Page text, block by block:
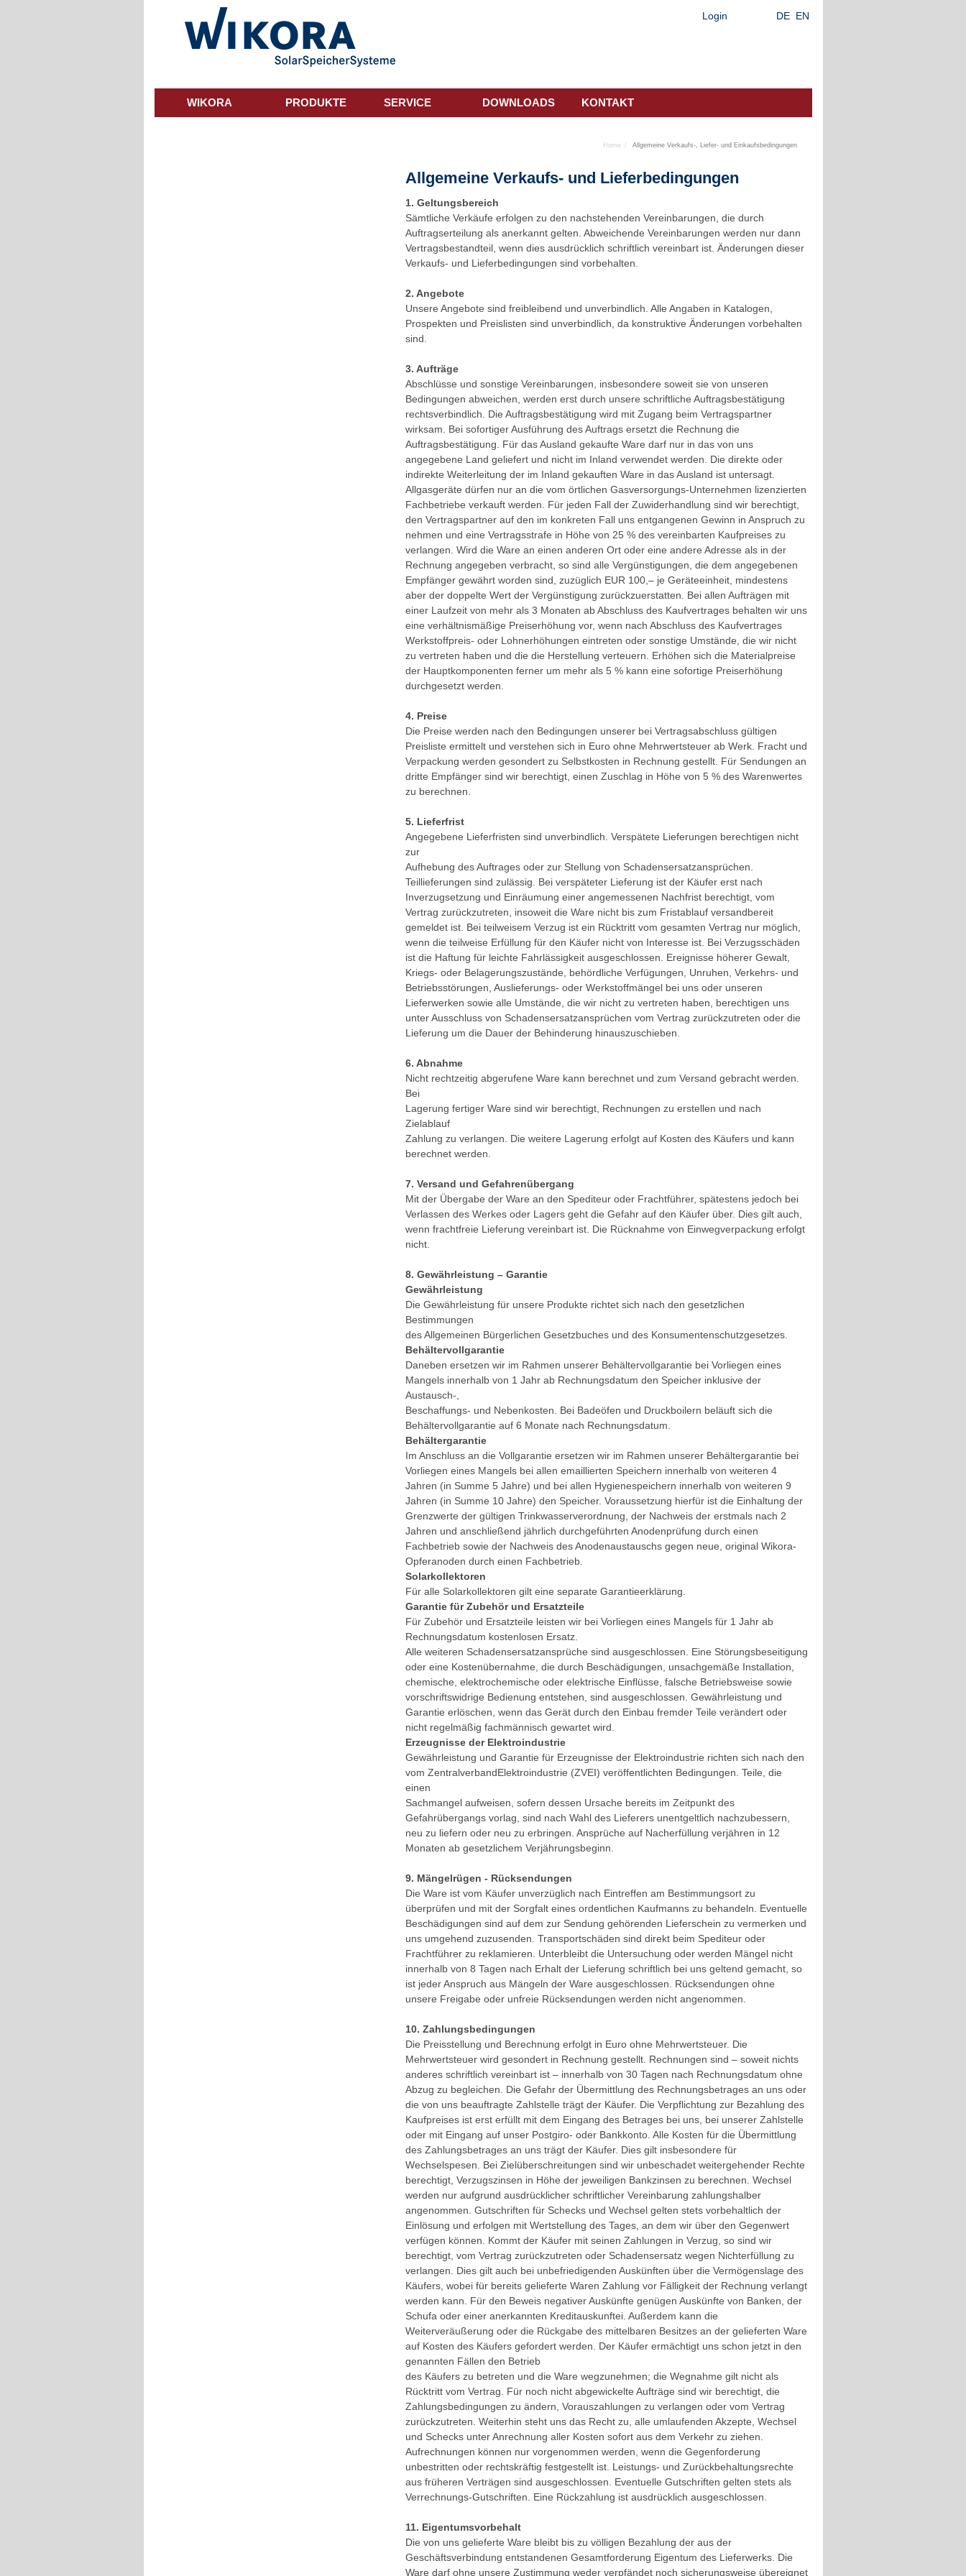
DE EN
Login
WIKORA PRODUKTE SERVICE DOWNLOADS KONTAKT
Home Allgemeine Verkaufs-, Liefer- und Einkaufsbedingungen
Allgemeine Verkaufs- und Lieferbedingungen
1. Geltungsbereich
Sämtliche Verkäufe erfolgen zu den nachstehenden Vereinbarungen, die durch
Auftragserteilung als anerkannt gelten. Abweichende Vereinbarungen werden nur dann
Vertragsbestandteil, wenn dies ausdrücklich schriftlich vereinbart ist. Änderungen dieser
Verkaufs- und Lieferbedingungen sind vorbehalten.
2. Angebote
Unsere Angebote sind freibleibend und unverbindlich. Alle Angaben in Katalogen,
Prospekten und Preislisten sind unverbindlich, da konstruktive Änderungen vorbehalten
sind.
3. Aufträge
Abschlüsse und sonstige Vereinbarungen, insbesondere soweit sie von unseren
Bedingungen abweichen, werden erst durch unsere schriftliche Auftragsbestätigung
rechtsverbindlich. Die Auftragsbestätigung wird mit Zugang beim Vertragspartner
wirksam. Bei sofortiger Ausführung des Auftrags ersetzt die Rechnung die
Auftragsbestätigung. Für das Ausland gekaufte Ware darf nur in das von uns
angegebene Land geliefert und nicht im Inland verwendet werden. Die direkte oder
indirekte Weiterleitung der im Inland gekauften Ware in das Ausland ist untersagt.
Allgasgeräte dürfen nur an die vom örtlichen Gasversorgungs-Unternehmen lizenzierten
Fachbetriebe verkauft werden. Für jeden Fall der Zuwiderhandlung sind wir berechtigt,
den Vertragspartner auf den im konkreten Fall uns entgangenen Gewinn in Anspruch zu
nehmen und eine Vertragsstrafe in Höhe von 25 % des vereinbarten Kaufpreises zu
verlangen. Wird die Ware an einen anderen Ort oder eine andere Adresse als in der
Rechnung angegeben verbracht, so sind alle Vergünstigungen, die dem angegebenen
Empfänger gewährt worden sind, zuzüglich EUR 100,– je Geräteeinheit, mindestens
aber der doppelte Wert der Vergünstigung zurückzuerstatten. Bei allen Aufträgen mit
einer Laufzeit von mehr als 3 Monaten ab Abschluss des Kaufvertrages behalten wir uns
eine verhältnismäßige Preiserhöhung vor, wenn nach Abschluss des Kaufvertrages
Werkstoffpreis- oder Lohnerhöhungen eintreten oder sonstige Umstände, die wir nicht
zu vertreten haben und die die Herstellung verteuern. Erhöhen sich die Materialpreise
der Hauptkomponenten ferner um mehr als 5 % kann eine sofortige Preiserhöhung
durchgesetzt werden.
4. Preise
Die Preise werden nach den Bedingungen unserer bei Vertragsabschluss gültigen
Preisliste ermittelt und verstehen sich in Euro ohne Mehrwertsteuer ab Werk. Fracht und
Verpackung werden gesondert zu Selbstkosten in Rechnung gestellt. Für Sendungen an
dritte Empfänger sind wir berechtigt, einen Zuschlag in Höhe von 5 % des Warenwertes
zu berechnen.
5. Lieferfrist
Angegebene Lieferfristen sind unverbindlich. Verspätete Lieferungen berechtigen nicht
zur
Aufhebung des Auftrages oder zur Stellung von Schadensersatzansprüchen.
Teillieferungen sind zulässig. Bei verspäteter Lieferung ist der Käufer erst nach
Inverzugsetzung und Einräumung einer angemessenen Nachfrist berechtigt, vom
Vertrag zurückzutreten, insoweit die Ware nicht bis zum Fristablauf versandbereit
gemeldet ist. Bei teilweisem Verzug ist ein Rücktritt vom gesamten Vertrag nur möglich,
wenn die teilweise Erfüllung für den Käufer nicht von Interesse ist. Bei Verzugsschäden
ist die Haftung für leichte Fahrlässigkeit ausgeschlossen. Ereignisse höherer Gewalt,
Kriegs- oder Belagerungszustände, behördliche Verfügungen, Unruhen, Verkehrs- und
Betriebsstörungen, Auslieferungs- oder Werkstoffmängel bei uns oder unseren
Lieferwerken sowie alle Umstände, die wir nicht zu vertreten haben, berechtigen uns
unter Ausschluss von Schadensersatzansprüchen vom Vertrag zurückzutreten oder die
Lieferung um die Dauer der Behinderung hinauszuschieben.
6. Abnahme
Nicht rechtzeitig abgerufene Ware kann berechnet und zum Versand gebracht werden.
Bei
Lagerung fertiger Ware sind wir berechtigt, Rechnungen zu erstellen und nach
Zielablauf
Zahlung zu verlangen. Die weitere Lagerung erfolgt auf Kosten des Käufers und kann
berechnet werden.
7. Versand und Gefahrenübergang
Mit der Übergabe der Ware an den Spediteur oder Frachtführer, spätestens jedoch bei
Verlassen des Werkes oder Lagers geht die Gefahr auf den Käufer über. Dies gilt auch,
wenn frachtfreie Lieferung vereinbart ist. Die Rücknahme von Einwegverpackung erfolgt
nicht.
8. Gewährleistung – Garantie
Gewährleistung
Die Gewährleistung für unsere Produkte richtet sich nach den gesetzlichen
Bestimmungen
des Allgemeinen Bürgerlichen Gesetzbuches und des Konsumentenschutzgesetzes.
Behältervollgarantie
Daneben ersetzen wir im Rahmen unserer Behältervollgarantie bei Vorliegen eines
Mangels innerhalb von 1 Jahr ab Rechnungsdatum den Speicher inklusive der
Austausch-,
Beschaffungs- und Nebenkosten. Bei Badeöfen und Druckboilern beläuft sich die
Behältervollgarantie auf 6 Monate nach Rechnungsdatum.
Behältergarantie
Im Anschluss an die Vollgarantie ersetzen wir im Rahmen unserer Behältergarantie bei
Vorliegen eines Mangels bei allen emaillierten Speichern innerhalb von weiteren 4
Jahren (in Summe 5 Jahre) und bei allen Hygienespeichern innerhalb von weiteren 9
Jahren (in Summe 10 Jahre) den Speicher. Voraussetzung hierfür ist die Einhaltung der
Grenzwerte der gültigen Trinkwasserverordnung, der Nachweis der erstmals nach 2
Jahren und anschließend jährlich durchgeführten Anodenprüfung durch einen
Fachbetrieb sowie der Nachweis des Anodenaustauschs gegen neue, original Wikora-
Opferanoden durch einen Fachbetrieb.
Solarkollektoren
Für alle Solarkollektoren gilt eine separate Garantieerklärung.
Garantie für Zubehör und Ersatzteile
Für Zubehör und Ersatzteile leisten wir bei Vorliegen eines Mangels für 1 Jahr ab
Rechnungsdatum kostenlosen Ersatz.
Alle weiteren Schadensersatzansprüche sind ausgeschlossen. Eine Störungsbeseitigung
oder eine Kostenübernahme, die durch Beschädigungen, unsachgemäße Installation,
chemische, elektrochemische oder elektrische Einflüsse, falsche Betriebsweise sowie
vorschriftswidrige Bedienung entstehen, sind ausgeschlossen. Gewährleistung und
Garantie erlöschen, wenn das Gerät durch den Einbau fremder Teile verändert oder
nicht regelmäßig fachmännisch gewartet wird.
Erzeugnisse der Elektroindustrie
Gewährleistung und Garantie für Erzeugnisse der Elektroindustrie richten sich nach den
vom ZentralverbandElektroindustrie (ZVEI) veröffentlichten Bedingungen. Teile, die
einen
Sachmangel aufweisen, sofern dessen Ursache bereits im Zeitpunkt des
Gefahrübergangs vorlag, sind nach Wahl des Lieferers unentgeltlich nachzubessern,
neu zu liefern oder neu zu erbringen. Ansprüche auf Nacherfüllung verjähren in 12
Monaten ab gesetzlichem Verjährungsbeginn.
9. Mängelrügen - Rücksendungen
Die Ware ist vom Käufer unverzüglich nach Eintreffen am Bestimmungsort zu
überprüfen und mit der Sorgfalt eines ordentlichen Kaufmanns zu behandeln. Eventuelle
Beschädigungen sind auf dem zur Sendung gehörenden Lieferschein zu vermerken und
uns umgehend zuzusenden. Transportschäden sind direkt beim Spediteur oder
Frachtführer zu reklamieren. Unterbleibt die Untersuchung oder werden Mängel nicht
innerhalb von 8 Tagen nach Erhalt der Lieferung schriftlich bei uns geltend gemacht, so
ist jeder Anspruch aus Mängeln der Ware ausgeschlossen. Rücksendungen ohne
unsere Freigabe oder unfreie Rücksendungen werden nicht angenommen.
10. Zahlungsbedingungen
Die Preisstellung und Berechnung erfolgt in Euro ohne Mehrwertsteuer. Die
Mehrwertsteuer wird gesondert in Rechnung gestellt. Rechnungen sind – soweit nichts
anderes schriftlich vereinbart ist – innerhalb von 30 Tagen nach Rechnungsdatum ohne
Abzug zu begleichen. Die Gefahr der Übermittlung des Rechnungsbetrages an uns oder
die von uns beauftragte Zahlstelle trägt der Käufer. Die Verpflichtung zur Bezahlung des
Kaufpreises ist erst erfüllt mit dem Eingang des Betrages bei uns, bei unserer Zahlstelle
oder mit Eingang auf unser Postgiro- oder Bankkonto. Alle Kosten für die Übermittlung
des Zahlungsbetrages an uns trägt der Käufer. Dies gilt insbesondere für
Wechselspesen. Bei Zielüberschreitungen sind wir unbeschadet weitergehender Rechte
berechtigt, Verzugszinsen in Höhe der jeweiligen Bankzinsen zu berechnen. Wechsel
werden nur aufgrund ausdrücklicher schriftlicher Vereinbarung zahlungshalber
angenommen. Gutschriften für Schecks und Wechsel gelten stets vorbehaltlich der
Einlösung und erfolgen mit Wertstellung des Tages, an dem wir über den Gegenwert
verfügen können. Kommt der Käufer mit seinen Zahlungen in Verzug, so sind wir
berechtigt, vom Vertrag zurückzutreten oder Schadensersatz wegen Nichterfüllung zu
verlangen. Dies gilt auch bei unbefriedigenden Auskünften über die Vermögenslage des
Käufers, wobei für bereits gelieferte Waren Zahlung vor Fälligkeit der Rechnung verlangt
werden kann. Für den Beweis negativer Auskünfte genügen Auskünfte von Banken, der
Schufa oder einer anerkannten Kreditauskunftei. Außerdem kann die
Weiterveräußerung oder die Rückgabe des mittelbaren Besitzes an der gelieferten Ware
auf Kosten des Käufers gefordert werden. Der Käufer ermächtigt uns schon jetzt in den
genannten Fällen den Betrieb
des Käufers zu betreten und die Ware wegzunehmen; die Wegnahme gilt nicht als
Rücktritt vom Vertrag. Für noch nicht abgewickelte Aufträge sind wir berechtigt, die
Zahlungsbedingungen zu ändern, Vorauszahlungen zu verlangen oder vom Vertrag
zurückzutreten. Weiterhin steht uns das Recht zu, alle umlaufenden Akzepte, Wechsel
und Schecks unter Anrechnung aller Kosten sofort aus dem Verkehr zu ziehen.
Aufrechnungen können nur vorgenommen werden, wenn die Gegenforderung
unbestritten oder rechtskräftig festgestellt ist. Leistungs- und Zurückbehaltungsrechte
aus früheren Verträgen sind ausgeschlossen. Eventuelle Gutschriften gelten stets als
Verrechnungs-Gutschriften. Eine Rückzahlung ist ausdrücklich ausgeschlossen.
11. Eigentumsvorbehalt
Die von uns gelieferte Ware bleibt bis zu völligen Bezahlung der aus der
Geschäftsverbindung entstandenen Gesamtforderung Eigentum des Lieferwerks. Die
Ware darf ohne unsere Zustimmung weder verpfändet noch sicherungsweise übereignet